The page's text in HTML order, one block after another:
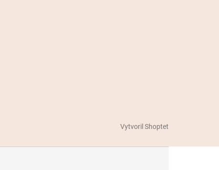
Vytvoril Shoptet